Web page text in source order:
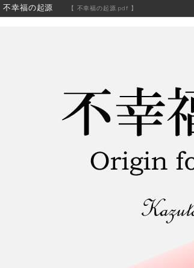
不幸福の起源 【 不幸福の起源.pdf 】